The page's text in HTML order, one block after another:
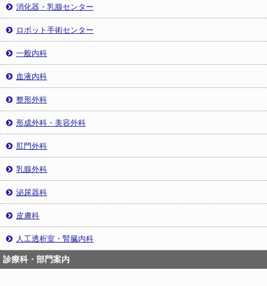
消化器・乳腺センター
ロボット手術センター
一般内科
血液内科
整形外科
形成外科・美容外科
肛門外科
乳腺外科
泌尿器科
皮膚科
人工透析室・腎臓内科
診療科・部門案内